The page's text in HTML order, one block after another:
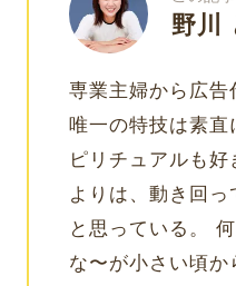
野川
専業主婦から広告
唯一の特技は素直
ピリチュアルも好
よりは、動き回
と思っている。
な〜が小さい頃